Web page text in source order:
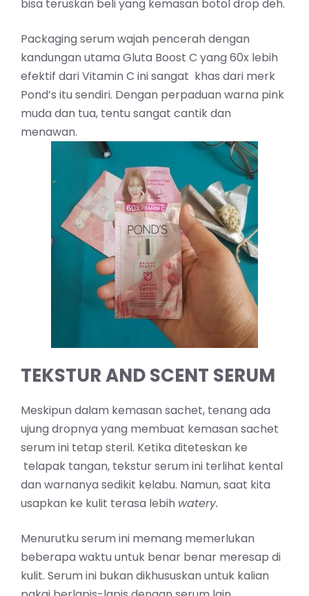
bisa teruskan beli yang kemasan botol drop deh.
Packaging serum wajah pencerah dengan
kandungan utama Gluta Boost C yang 60x lebih
efektif dari Vitamin C ini sangat khas dari merk
Pond’s itu sendiri. Dengan perpaduan warna pink
muda dan tua, tentu sangat cantik dan
menawan.
TEKSTUR AND SCENT SERUM
Meskipun dalam kemasan sachet, tenang ada
ujung dropnya yang membuat kemasan sachet
serum ini tetap steril. Ketika diteteskan ke
telapak tangan, tekstur serum ini terlihat kental
dan warnanya sedikit kelabu. Namun, saat kita
usapkan ke kulit terasa lebih watery.
Menurutku serum ini memang memerlukan
beberapa waktu untuk benar benar meresap di
kulit. Serum ini bukan dikhususkan untuk kalian